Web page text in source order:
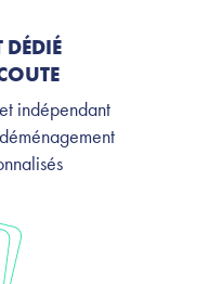
DÉDIÉ
indépendant